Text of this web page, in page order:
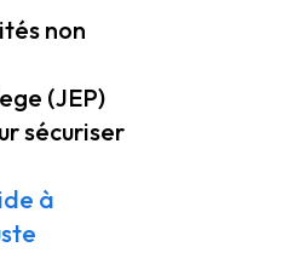
non
(JEP)
sécuriser
à